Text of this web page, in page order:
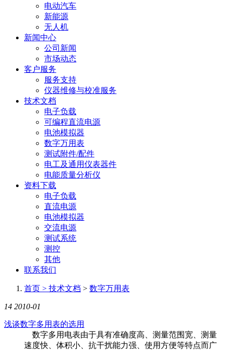
电动汽车
新能源
无人机
新闻中心
公司新闻
市场动态
客户服务
服务支持
仪器维修与校准服务
技术文档
电子负载
可编程直流电源
电池模拟器
数字万用表
测试附件/配件
电工及通用仪表器件
电能质量分析仪
资料下载
电子负载
直流电源
电池模拟器
交流电源
测试系统
测控
其他
联系我们
首页 > 技术文档 > 数字万用表
14 2010-01
浅谈数字多用表的选用
数字多用电表由于具有准确度高、测量范围宽、测量
速度快、体积小、抗干扰能力强、使用方便等特点而广